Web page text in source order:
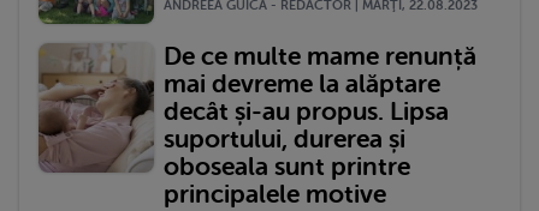
ANDREEA GUICA - REDACTOR | MARŢI, 22.08.2023
De ce multe mame renunță
mai devreme la alăptare
decât și-au propus. Lipsa
suportului, durerea și
oboseala sunt printre
principalele motive